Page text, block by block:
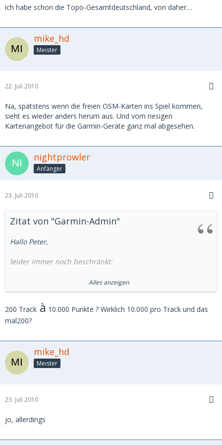
ich habe schon die Topo-Gesamtdeutschland, von daher....
mike_hd
Meister
22. Juli 2010
Na, spätstens wenn die freien OSM-Karten ins Spiel kommen,
sieht es wieder anders herum aus. Und vom riesigen
Kartenangebot für die Garmin-Geräte ganz mal abgesehen.
nightprowler
Anfänger
23. Juli 2010
Zitat von "Garmin-Admin"
Hallo Peter,
leider immer noch beschränkt:
2000 Wegpunkte, 200 Routen und 200 Tracks à 10.000
Trackpunkte.
Andere Geräte wie MyNav, VDO und Satmap haben gar
keine Beschränkung mehr.
Gruß
Mark
Alles anzeigen
200 Track à 10.000 Punkte ? Wirklich 10.000 pro Track und das
mal200?
mike_hd
Meister
23. Juli 2010
jo, allerdings